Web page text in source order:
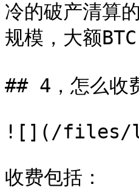
冷的破产清算
规模，大额BTC
## 4，怎么收
![](/files/
收费包括：